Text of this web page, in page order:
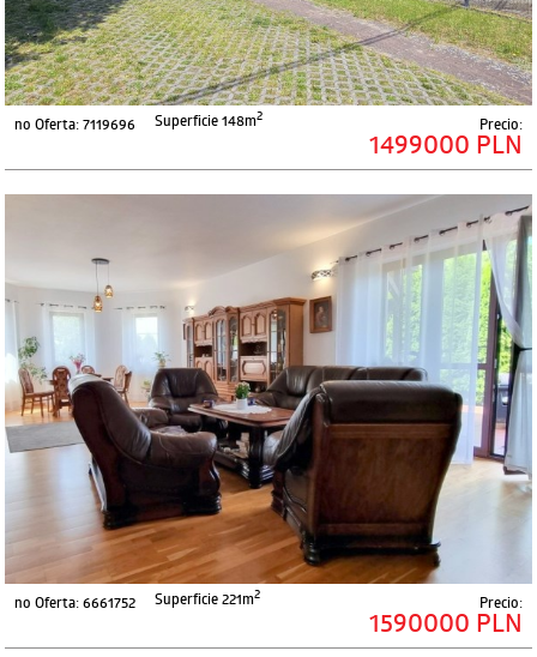
no Oferta: 7119696 Precio:
1499000 PLN
Superficie 148m2
no Oferta: 6661752 Precio:
1590000 PLN
Superficie 221m2